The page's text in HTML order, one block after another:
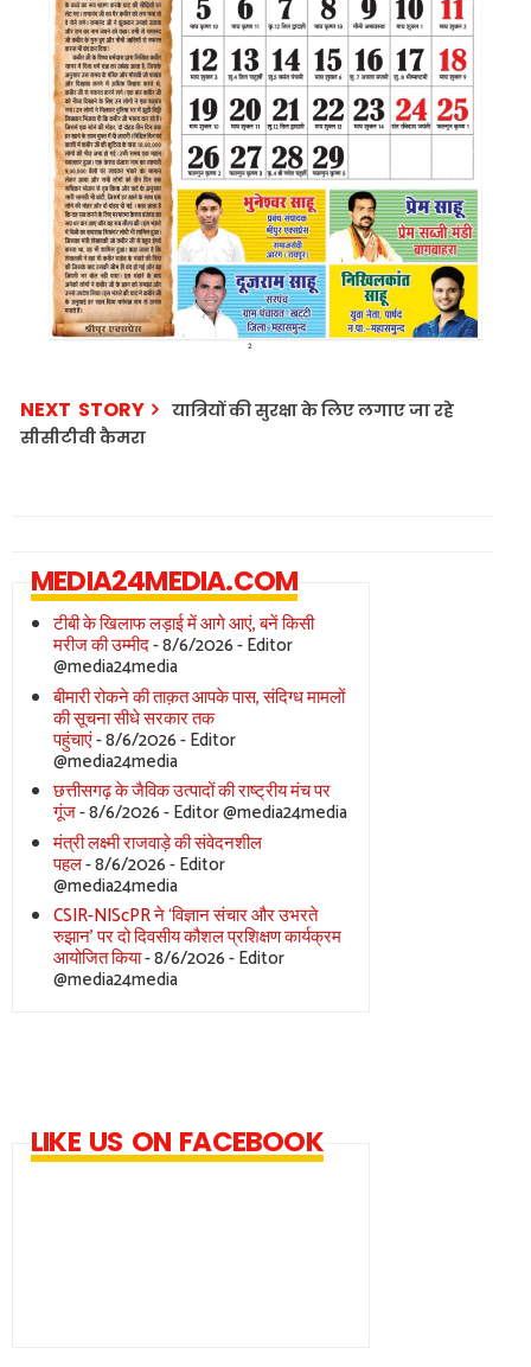
NEXT STORY
यात्रियों की सुरक्षा के लिए लगाए जा रहे
सीसीटीवी कैमरा
MEDIA24MEDIA.COM
टीबी के खिलाफ लड़ाई में आगे आएं, बनें किसी
मरीज की उम्मीद- 8/6/2026- Editor
@media24media
बीमारी रोकने की ताक़त आपके पास, संदिग्ध मामलों
की सूचना सीधे सरकार तक
पहुंचाएं- 8/6/2026- Editor
@media24media
छत्तीसगढ़ के जैविक उत्पादों की राष्ट्रीय मंच पर
गूंज- 8/6/2026- Editor @media24media
मंत्री लक्ष्मी राजवाड़े की संवेदनशील
पहल- 8/6/2026- Editor
@media24media
CSIR-NIScPR ने ‘विज्ञान संचार और उभरते
रुझान’ पर दो दिवसीय कौशल प्रशिक्षण कार्यक्रम
आयोजित किया- 8/6/2026- Editor
@media24media
LIKE US ON FACEBOOK